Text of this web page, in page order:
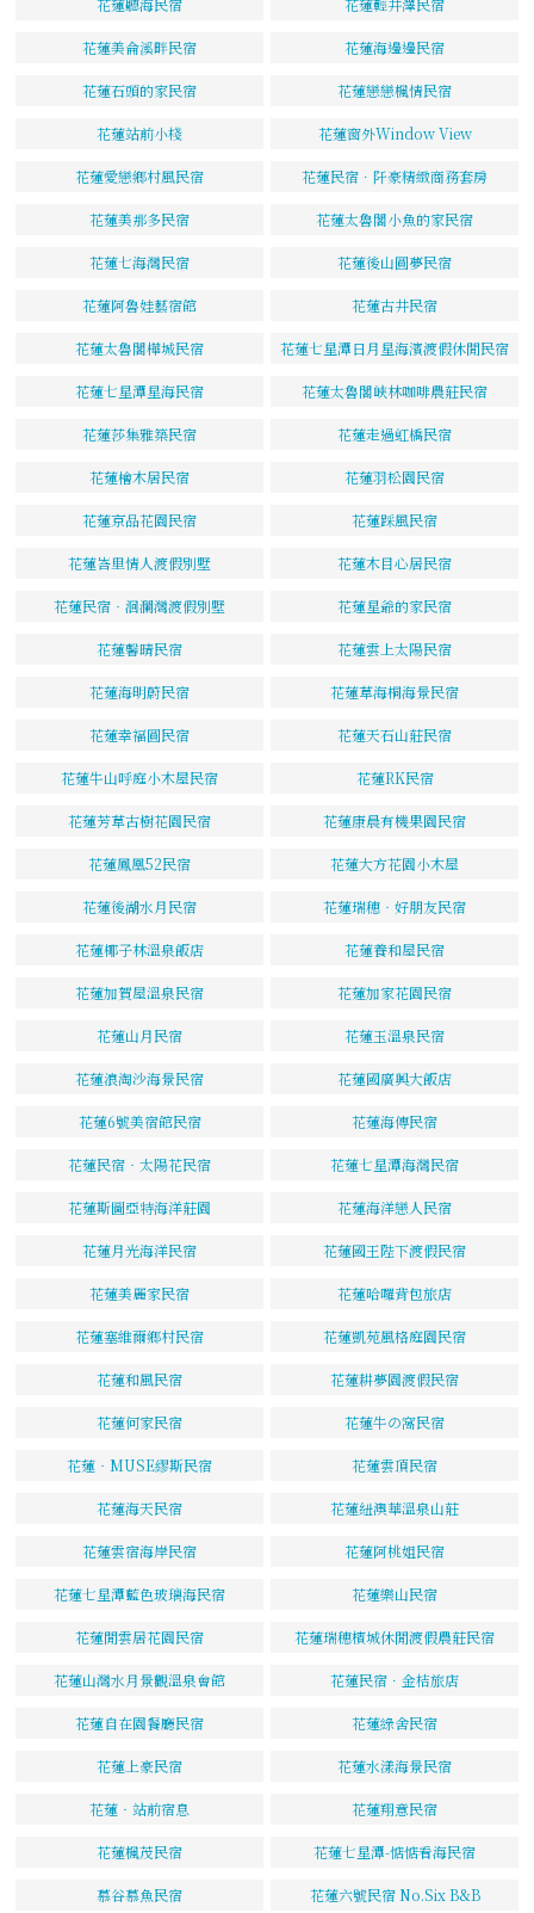
花蓮美侖溪畔民宿 花蓮海邊邊民宿
花蓮石頭的家民宿 花蓮戀戀楓情民宿
花蓮站前小棧 花蓮窗外Window View
花蓮愛戀鄉村風民宿 花蓮民宿．阡豪精緻商務套房
花蓮美那多民宿 花蓮太魯閣小魚的家民宿
花蓮七海灣民宿 花蓮後山圓夢民宿
花蓮阿魯娃藝宿館 花蓮古井民宿
花蓮太魯閣樺城民宿 花蓮七星潭日月星海濱渡假休閒民宿
花蓮七星潭星海民宿 花蓮太魯閣峽林咖啡農莊民宿
花蓮莎集雅築民宿 花蓮走過虹橋民宿
花蓮檜木居民宿 花蓮羽松園民宿
花蓮京品花園民宿 花蓮踩風民宿
花蓮峇里情人渡假別墅 花蓮木目心居民宿
花蓮民宿‧洄瀾灣渡假別墅 花蓮星爺的家民宿
花蓮馨晴民宿 花蓮雲上太陽民宿
花蓮海明蔚民宿 花蓮草海桐海景民宿
花蓮幸福圓民宿 花蓮天石山莊民宿
花蓮牛山呼庭小木屋民宿 花蓮RK民宿
花蓮芳草古樹花園民宿 花蓮康晨有機果園民宿
花蓮鳳凰52民宿 花蓮大方花園小木屋
花蓮後湖水月民宿 花蓮瑞穗‧好朋友民宿
花蓮椰子林溫泉飯店 花蓮養和屋民宿
花蓮加賀屋溫泉民宿 花蓮加家花園民宿
花蓮山月民宿 花蓮玉溫泉民宿
花蓮浪淘沙海景民宿 花蓮國廣興大飯店
花蓮6號美宿館民宿 花蓮海傳民宿
花蓮民宿‧太陽花民宿 花蓮七星潭海灣民宿
花蓮斯圖亞特海洋莊園 花蓮海洋戀人民宿
花蓮月光海洋民宿 花蓮國王陛下渡假民宿
花蓮美麗家民宿 花蓮哈囉背包旅店
花蓮塞維爾鄉村民宿 花蓮凱苑風格庭園民宿
花蓮和風民宿 花蓮耕夢園渡假民宿
花蓮何家民宿 花蓮牛の窩民宿
花蓮‧MUSE繆斯民宿 花蓮雲頂民宿
花蓮海天民宿 花蓮紐澳華溫泉山莊
花蓮雲宿海岸民宿 花蓮阿桃姐民宿
花蓮七星潭藍色玻璃海民宿 花蓮樂山民宿
花蓮閒雲居花園民宿 花蓮瑞穗檳城休閒渡假農莊民宿
花蓮山灣水月景觀溫泉會館 花蓮民宿．金桔旅店
花蓮自在園餐廳民宿 花蓮綠舍民宿
花蓮上豪民宿 花蓮水漾海景民宿
花蓮‧站前宿息 花蓮翔意民宿
花蓮楓茂民宿 花蓮七星潭-惦惦看海民宿
慕谷慕魚民宿 花蓮六號民宿 No.Six B&B